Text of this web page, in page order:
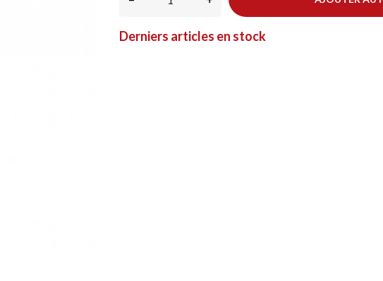
Derniers articles en stock